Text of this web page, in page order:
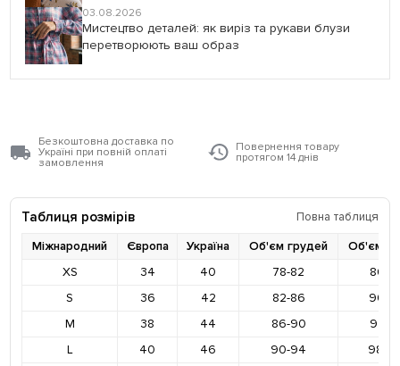
03.08.2026
Мистецтво деталей: як виріз та рукави блузи
перетворюють ваш образ
Безкоштовна доставка по
Україні при повній оплаті
замовлення
Повернення товару
протягом 14 днів
Таблиця розмірів
Повна таблиця
Міжнародний
Європа Україна Об'єм грудей
Об'єм
XS
34 40 78-82
86-
S
36 42 82-86
90-
M
38 44 86-90
94-
L
40 46 90-94
98-